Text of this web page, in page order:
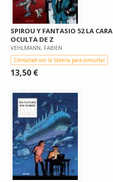
SPIROU Y FANTASIO 52 LA CARA
OCULTA DE Z
VEHLMANN, FABIEN
Contactad con la librería para consultar
13,50 €